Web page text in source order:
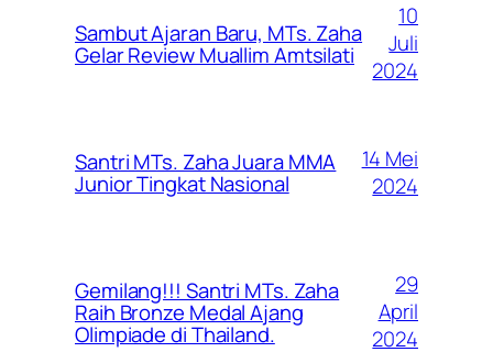
Sambut Ajaran Baru, MTs. Zaha
Gelar Review Muallim Amtsilati
10
Juli
2024
Santri MTs. Zaha Juara MMA
Junior Tingkat Nasional
14 Mei
2024
Gemilang!!! Santri MTs. Zaha
Raih Bronze Medal Ajang
Olimpiade di Thailand.
29
April
2024